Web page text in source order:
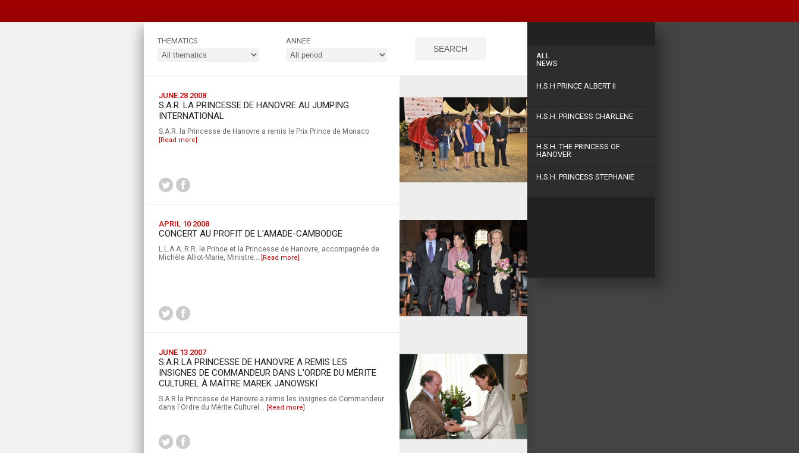
THEMATICS ANNEE
JUNE 28 2008
S.A.R. LA PRINCESSE DE HANOVRE AU JUMPING
INTERNATIONAL
S.A.R. la Princesse de Hanovre a remis le Prix Prince de Monaco
[Read more]
APRIL 10 2008
CONCERT AU PROFIT DE L'AMADE-CAMBODGE
L.L.A.A..R.R. le Prince et la Princesse de Hanovre, accompagnée de
Michèle Alliot-Marie, Ministre... [Read more]
JUNE 13 2007
S.A.R LA PRINCESSE DE HANOVRE A REMIS LES
INSIGNES DE COMMANDEUR DANS L'ORDRE DU MÉRITE
CULTUREL À MAÎTRE MAREK JANOWSKI
S.A.R la Princesse de Hanovre a remis les insignes de Commandeur
dans l'Ordre du Mérite Culturel... [Read more]
ALL
NEWS
H.S.H PRINCE ALBERT II
H.S.H. PRINCESS CHARLENE
H.S.H. THE PRINCESS OF
HANOVER
H.S.H. PRINCESS STEPHANIE